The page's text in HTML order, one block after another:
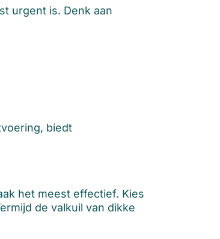
urgent is. Denk aan
biedt
het meest effectief. Kies
de valkuil van dikke